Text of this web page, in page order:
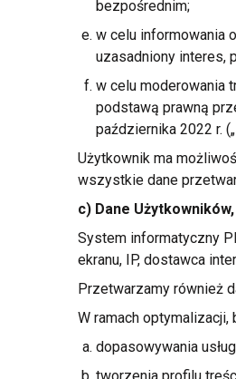
bezpośrednim;
w celu informowania
uzasadniony interes,
w celu moderowania
podstawą prawną
października 2022 r.
Użytkownik ma
wszystkie dane
c) Dane
System informatyczny
ekranu, IP, dostawca
Przetwarzamy również
W ramach
dopasowywania